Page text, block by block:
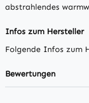
abstrahlendes
Infos zum Hersteller
Folgende Infos zum
Bewertungen